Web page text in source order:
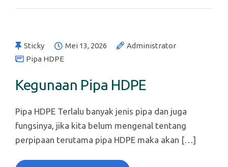
Sticky Mei 13, 2026
Administrator
Pipa HDPE
Kegunaan Pipa HDPE
Pipa HDPE Terlalu banyak jenis pipa dan juga
fungsinya, jika kita belum mengenal tentang
perpipaan terutama pipa HDPE maka akan […]